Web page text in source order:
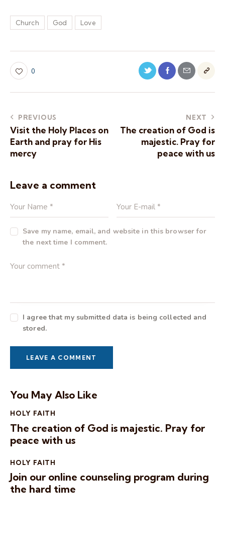
Church God Love
0
PREVIOUS
Visit the Holy Places on
Earth and pray for His
mercy
NEXT
The creation of God is
majestic. Pray for
peace with us
Leave a comment
Save my name, email, and website in this browser for
the next time I comment.
I agree that my submitted data is being collected and
stored.
You May Also Like
HOLY FAITH
The creation of God is majestic. Pray for
peace with us
HOLY FAITH
Join our online counseling program during
the hard time